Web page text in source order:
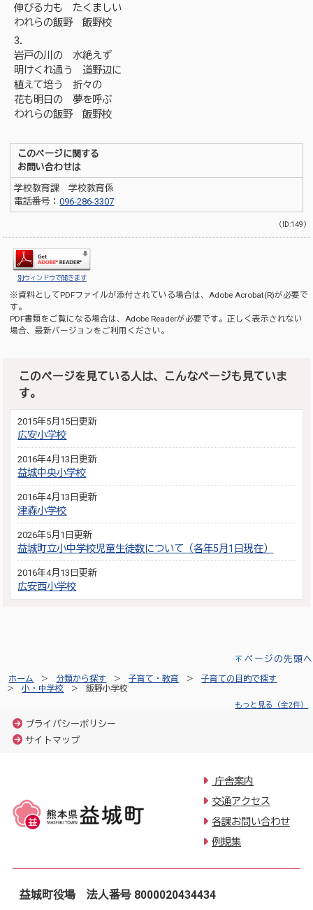
伸びる力も たくましい
われらの飯野 飯野校
3．
岩戸の川の 水絶えず
明けくれ通う 道野辺に
植えて培う 折々の
花も明日の 夢を呼ぶ
われらの飯野 飯野校
このページに関する
お問い合わせは
学校教育課 学校教育係
電話番号：096-286-3307
（ID:149）
別ウィンドウで開きます
※資料としてPDFファイルが添付されている場合は、Adobe Acrobat(R)が必要で
す。
PDF書類をご覧になる場合は、Adobe Readerが必要です。正しく表示されない
場合、最新バージョンをご利用ください。
このページを見ている人は、こんなページも見ていま
す。
2015年5月15日更新
広安小学校
2016年4月13日更新
益城中央小学校
2016年4月13日更新
津森小学校
2026年5月1日更新
益城町立小中学校児童生徒数について（各年5月1日現在）
2016年4月13日更新
広安西小学校
ページの先頭へ
ホーム 分類から探す 子育て・教育
子育ての目的で探す
小・中学校
飯野小学校
もっと見る（全2件）
プライバシーポリシー
サイトマップ
庁舎案内
交通アクセス
各課お問い合わせ
例規集
益城町役場 法人番号 8000020434434